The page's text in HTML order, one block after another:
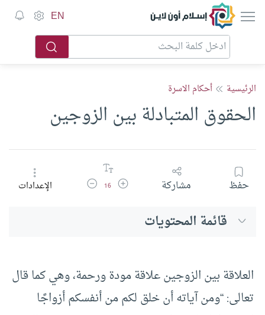
إسلام أون لاين EN
الرئيسية أحكام الاسرة
الحقوق المتبادلة بين الزوجين
حفظ مشاركة زيادة حجم الخط
16 تقليل حجم الخطالإعدادات
قائمة المحتويات
العلاقة بين الزوجين علاقة مودة ورحمة، وهي كما قال
تعالى: “ومن آياته أن خلق لكم من أنفسكم أزواجًا